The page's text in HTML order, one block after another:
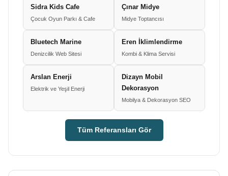
Sidra Kids Cafe
Çocuk Oyun Parkı & Cafe
Çınar Midye
Midye Toptancısı
Bluetech Marine
Denizcilik Web Sitesi
Eren İklimlendirme
Kombi & Klima Servisi
Arslan Enerji
Elektrik ve Yeşil Enerji
Dizayn Mobil
Dekorasyon
Mobilya & Dekorasyon SEO
Tüm Referansları Gör